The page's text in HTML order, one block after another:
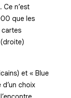
Ce n’est
que les
cartes
et « Blue
choix